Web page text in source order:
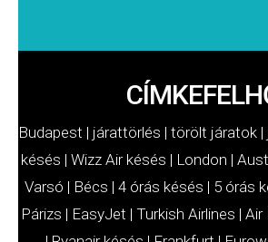
Budapest | járattörlés | törölt járatok |
késés | Wizz Air késés | London |
Varsó | Bécs | 4 órás késés | 5 órás
Párizs | EasyJet | Turkish Airlines | Air